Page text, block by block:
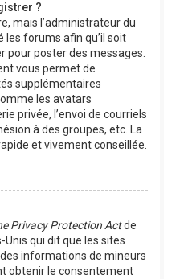
?
mais l’administrateur du
forums afin qu’il soit
pour poster des messages.
vous permet de
supplémentaires
les avatars
privée, l’envoi de courriels
à des groupes, etc. La
et vivement conseillée.
Privacy Protection Actde
qui dit que les sites
informations de mineurs
obtenir le consentement